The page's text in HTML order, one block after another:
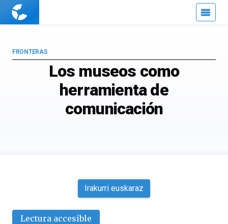
Cuaderno
Los museos como
herramienta de
comunicación
FRONTERAS
Irakurri euskaraz
Lectura accesible